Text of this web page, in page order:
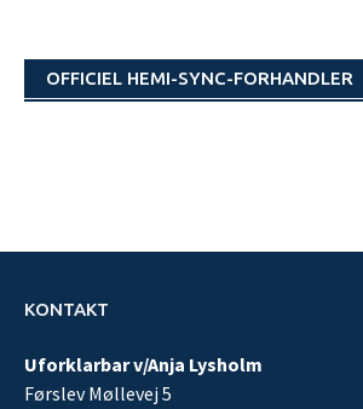
OFFICIEL HEMI-SYNC-FORHANDLER
KONTAKT
Uforklarbar v/Anja Lysholm
Førslev Møllevej 5